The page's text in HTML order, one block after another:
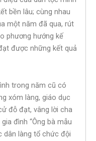
bền lâu; cùng nhau
một năm đã qua, rút
phương hướng kế
được những kết quả
trong năm cũ có
xóm làng, giáo dục
đỗ đạt, vâng lời cha
đình “Ông bà mẫu
dân làng tổ chức đội